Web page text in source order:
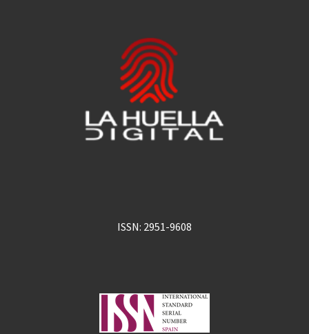
ISSN: 2951-9608